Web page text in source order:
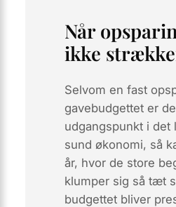
Når
ikke
Selvom en fast
gavebudgettet er
udgangspunkt i det
sund økonomi, så
år, hvor de store
klumper sig så tæt
budgettet bliver